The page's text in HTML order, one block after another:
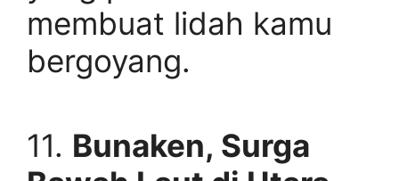
membuat lidah kamu
bergoyang.
11. Bunaken, Surga